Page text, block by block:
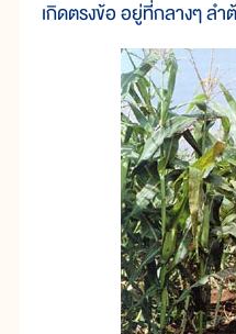
เกิดตรงข้อ อยู่ที่กลางๆ ลำ